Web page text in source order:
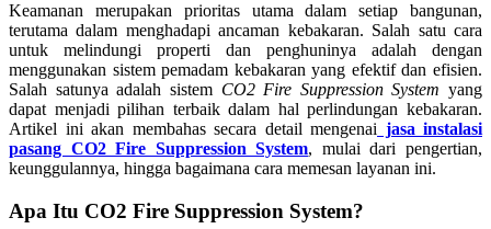
Keamanan merupakan prioritas utama dalam setiap bangunan,
terutama dalam menghadapi ancaman kebakaran. Salah satu cara
untuk melindungi properti dan penghuninya adalah dengan
menggunakan sistem pemadam kebakaran yang efektif dan efisien.
Salah satunya adalah sistem CO2 Fire Suppression System yang
dapat menjadi pilihan terbaik dalam hal perlindungan kebakaran.
Artikel ini akan membahas secara detail mengenai jasa instalasi
pasang CO2 Fire Suppression System, mulai dari pengertian,
keunggulannya, hingga bagaimana cara memesan layanan ini.
Apa Itu CO2 Fire Suppression System?